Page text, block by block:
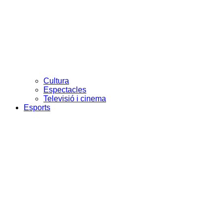
Cultura
Espectacles
Televisió i cinema
Esports